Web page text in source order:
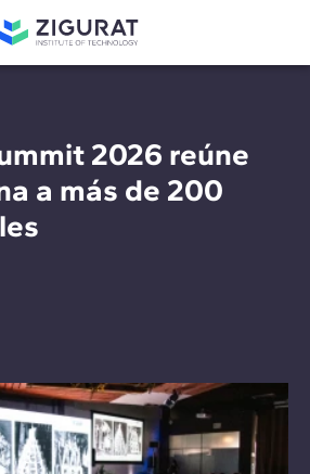
2026 reúne
a más de 200